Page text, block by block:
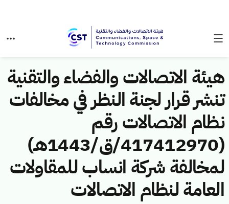
هيئة الاتصالات والفضاء والتقنية
تنشر قرار لجنة النظر في مخالفات
نظام الاتصالات رقم
(417412970/ق/1443هـ)
لمخالفة شركة انساب للمقاولات
العامة لنظام الاتصالات